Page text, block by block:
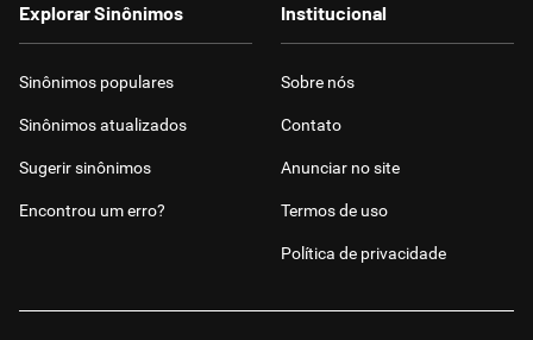
Explorar Sinônimos
Sinônimos populares
Sinônimos atualizados
Sugerir sinônimos
Encontrou um erro?
Institucional
Sobre nós
Contato
Anunciar no site
Termos de uso
Política de privacidade